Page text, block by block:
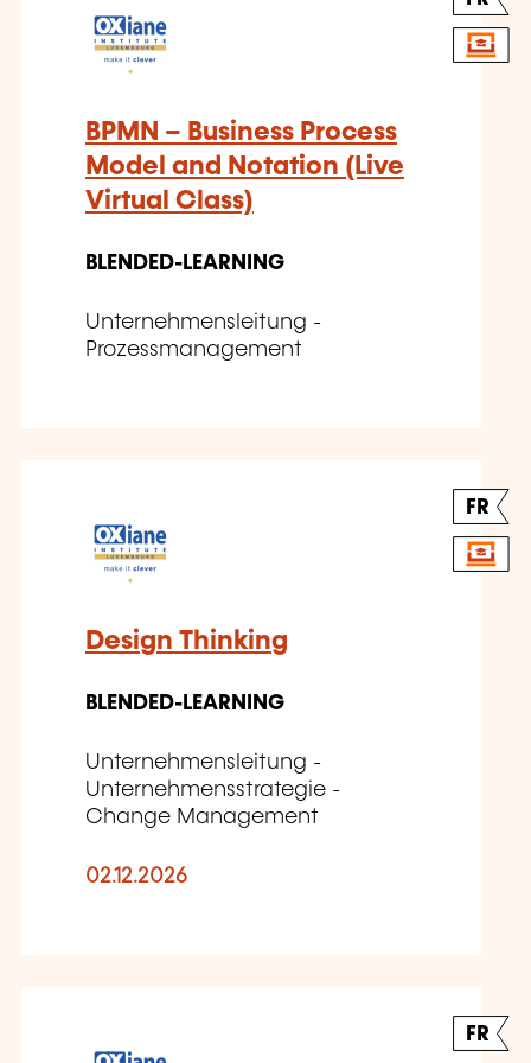
BPMN – Business Process
Model and Notation (Live
Virtual Class)
BLENDED-LEARNING
Unternehmensleitung -
Prozessmanagement
FR
Design Thinking
BLENDED-LEARNING
Unternehmensleitung -
Unternehmensstrategie -
Change Management
02.12.2026
FR